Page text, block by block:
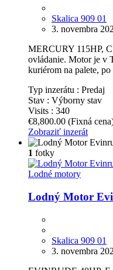
Skalica 909 01
3. novembra
MERCURY 115HP,
ovládanie. Motor je v
kuriérom na palete,
Typ inzerátu : Predaj
Stav : Výborny stav
Visits : 340
€8,800.00 (Fixná
Zobraziť inzerát
1 fotky
Lodné motory
Lodný Motor
Skalica 909 01
3. novembra